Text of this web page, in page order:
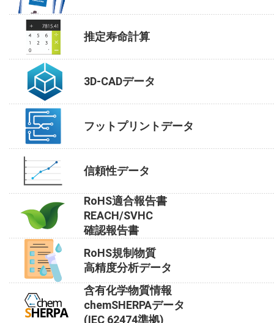
推定寿命計算
3D-CADデータ
フットプリントデータ
信頼性データ
RoHS適合報告書
REACH/SVHC
確認報告書
RoHS規制物質
高精度分析データ
含有化学物質情報
chemSHERPAデータ
(IEC 62474準拠)